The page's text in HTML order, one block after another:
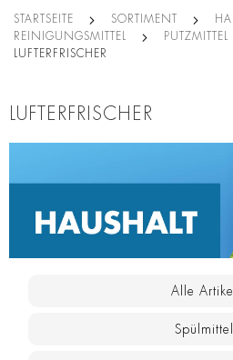
STARTSEITE SORTIMENT
REINIGUNGSMITTEL
LUFTERFRISCHER
LUFTERFRISCHER
Alle Artikel
Spülmittel